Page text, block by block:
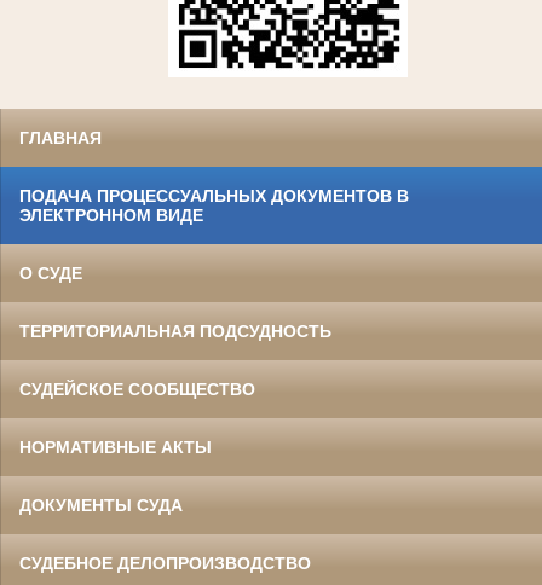
ГЛАВНАЯ
ПОДАЧА ПРОЦЕССУАЛЬНЫХ ДОКУМЕНТОВ В
ЭЛЕКТРОННОМ ВИДЕ
О СУДЕ
ТЕРРИТОРИАЛЬНАЯ ПОДСУДНОСТЬ
СУДЕЙСКОЕ СООБЩЕСТВО
НОРМАТИВНЫЕ АКТЫ
ДОКУМЕНТЫ СУДА
СУДЕБНОЕ ДЕЛОПРОИЗВОДСТВО